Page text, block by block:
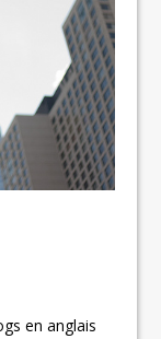
en anglais